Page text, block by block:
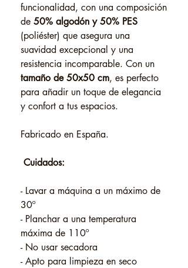
funcionalidad, con una composición
de 50% algodón y 50% PES
(poliéster) que asegura una
suavidad excepcional y una
resistencia incomparable. Con un
tamaño de 50x50 cm, es perfecto
para añadir un toque de elegancia
y confort a tus espacios.
Fabricado en España.
Cuidados:
- Lavar a máquina a un máximo de
30º
- Planchar a una temperatura
máxima de 110º
- No usar secadora
- Apto para limpieza en seco